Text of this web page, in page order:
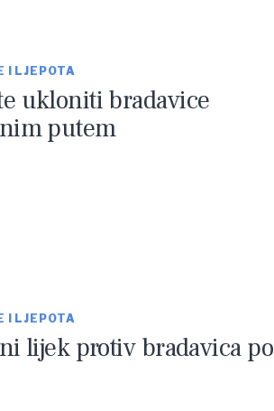
I LJEPOTA
ukloniti bradavice
putem
I LJEPOTA
lijek protiv bradavica po